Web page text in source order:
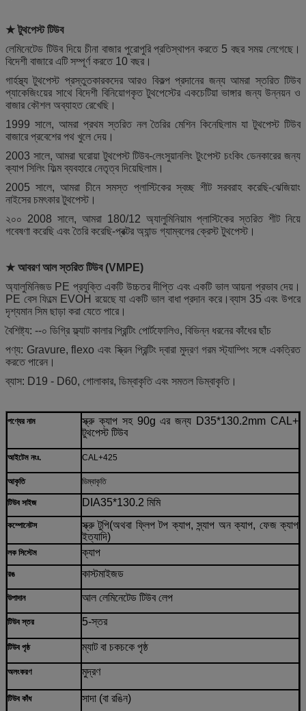
★ টুথপেস্ট টিউব
লেমিনেটেড টিউব দিয়ে চীনা বাজার পুরোপুরি প্রতিস্থাপন করতে 5 বছর সময় লেগেছে।
বিদেশী বাজারে এটি সম্পূর্ণ করতে 10 বছর।
গার্হস্থ্য টুথপেস্ট প্রস্তুতকারকদের আরও বিকল্প প্রদানের জন্য আমরা স্তরিত টিউব
প্যাকেজিংয়ের সাথে বিদেশী বিনিয়োগকৃত টুথপেস্টের একচেটিয়া ভাঙ্গার জন্য উন্নয়ন ও
বাজার কৌশল অব্যাহত রেখেছি।
1999 সালে, আমরা প্রথম স্তরিত নল তৈরির মেশিন কিনেছিলাম যা টুথপেস্ট টিউব
বাজারে প্রবেশের পথ খুলে দেয়।
2003 সালে, আমরা ঘরোয়া টুথপেস্ট টিউব-লেংসুয়ানলিং টুংপেস্ট চংকিং ডেনকারের জন্য
ক্যাপ সিলিং ফিল্ম ব্যবহারে নেতৃত্ব দিয়েছিলাম।
2005 সালে, আমরা চীনে সমস্ত প্লাস্টিকের স্বচ্ছ শীট সরবরাহ করেছি-ঝেজিয়াং
নাইসের চমৎকার টুথপেস্ট।
২০০ 2008 সালে, আমরা 180/12 অ্যালুমিনিয়াম প্লাস্টিকের স্তরিত শীট নিয়ে
গবেষণা করেছি এবং তৈরি করেছি-প্রক্টর অ্যান্ড গ্যাম্বলের ক্রেস্ট টুথপেস্ট।
★ আবরণ আল স্তরিত টিউব (VMPE)
অ্যালুমিনিজড PE প্রযুক্তি একটি উচ্চতর দীপ্তি এবং একটি ভাল আয়না প্রভাব দেয়।
PE বেস ফিল্মে EVOH রয়েছে যা একটি ভাল বাধা প্রদান করে।ব্যাস 35 এবং উপরে
দৃশ্যমান সিম ছাড়া করা যেতে পারে।
বৈশিষ্ট্য: --০ ডিগ্রি ফ্ল্যাট কালার প্রিন্টিং পোর্টফোলিও, বিভিন্ন ধরনের কাঁধের ছাঁচ
পণ্য: Gravure, flexo এবং স্ক্রিন প্রিন্টিং দ্বারা মুদ্রণ গরম স্ট্যাম্পিং সঙ্গে একত্রিত
করতে পারেন।
ব্যাস: D19 - D60, গোলাকার, ডিম্বাকৃতি এবং সমতল ডিম্বাকৃতি।
পণ্যের নাম
স্ক্রু ক্যাপ সহ 90g এর জন্য D35*130.2mm CAL+
টুথপেস্ট টিউব
আইটেম নংঃ. CAL+425
আকৃতি ডিম্বাকৃতি
টিউব সাইজ DIA35*130.2 মিমি
কম্পোনেটস স্ক্রু টুপি(অথবা ফ্লিপ টপ ক্যাপ, স্ন্যাপ অন ক্যাপ, ফেজ ক্যাপ
ইত্যাদি)
লক সিস্টেম ক্যাপ
রঙ কাস্টমাইজড
উপাদান আল লেমিনেটেড টিউব লেপ
টিউব স্তর 5-স্তর
টিউব পৃষ্ঠ ম্যাট বা চকচকে পৃষ্ঠ
অলংকরণ মুদ্রণ
টিউব কাঁধ সাদা (বা রঙিন)